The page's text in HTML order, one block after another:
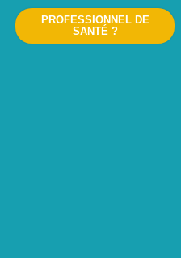
PROFESSIONNEL DE
SANTÉ ?